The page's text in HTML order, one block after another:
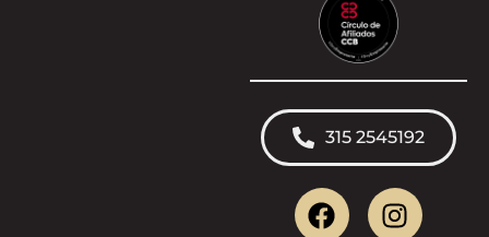
315 2545192